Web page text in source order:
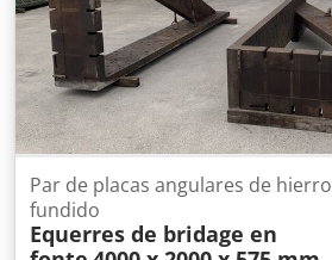
Par de placas angulares de hierro
fundido
Equerres de bridage en